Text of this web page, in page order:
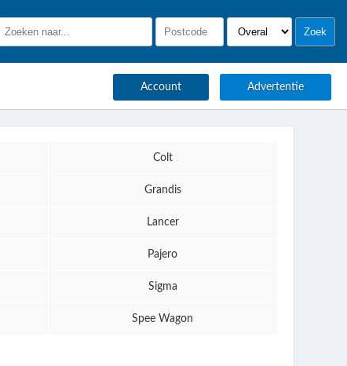
Account Advertentie
Colt
Grandis
Lancer
Pajero
Sigma
Spee Wagon